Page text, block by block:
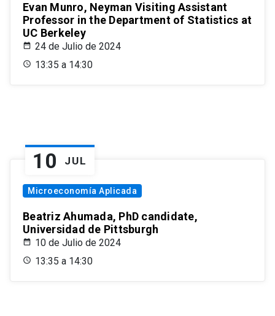
Evan Munro, Neyman Visiting Assistant
Professor in the Department of Statistics at
UC Berkeley
24 de Julio de 2024
13:35 a 14:30
10 JUL
Microeconomía Aplicada
Beatriz Ahumada, PhD candidate,
Universidad de Pittsburgh
10 de Julio de 2024
13:35 a 14:30